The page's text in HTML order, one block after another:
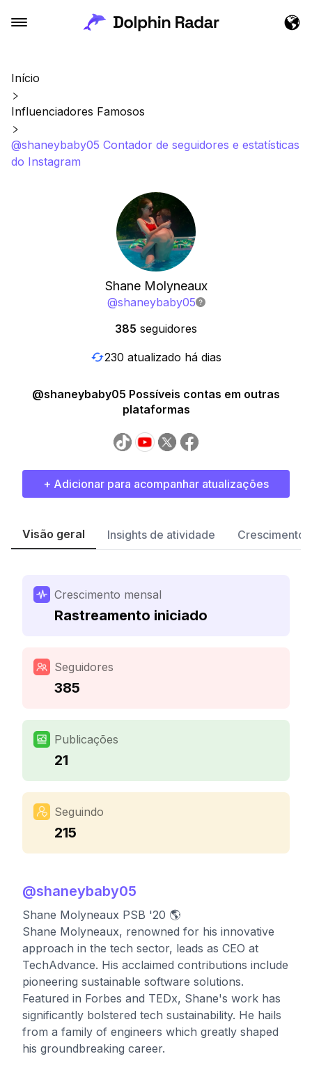
Início
Influenciadores Famosos
@shaneybaby05 Contador de seguidores e estatísticas
do Instagram
Shane Molyneaux
@shaneybaby05
385 seguidores
230 atualizado há dias
@shaneybaby05 Possíveis contas em outras
plataformas
+ Adicionar para acompanhar atualizações
Visão geral Insights de atividade Crescimento
Crescimento mensal
Rastreamento iniciado
Seguidores
385
Publicações
21
Seguindo
215
@shaneybaby05
Shane Molyneaux PSB '20 🌎
Shane Molyneaux, renowned for his innovative
approach in the tech sector, leads as CEO at
TechAdvance. His acclaimed contributions include
pioneering sustainable software solutions.
Featured in Forbes and TEDx, Shane's work has
significantly bolstered tech sustainability. He hails
from a family of engineers which greatly shaped
his groundbreaking career.